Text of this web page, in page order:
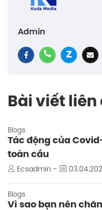
Admin
Bài viết liên
Blogs
Tác động của
toàn cầu
Ecsadmin -
Blogs
Vì sao bạn nên